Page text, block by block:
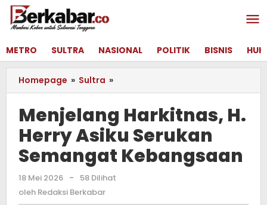
Lewati
konten
METRO
SULTRA NASIONAL POLITIK BISNIS
Homepage » Sultra »
Harkitnas,
Herry
Asiku
Serukan
Semangat
Menjelang Harkitnas, H.
Herry Asiku Serukan
Semangat Kebangsaan
18 Mei 2026 oleh
Redaksi
-
58 Dilihat
oleh Redaksi Berkabar